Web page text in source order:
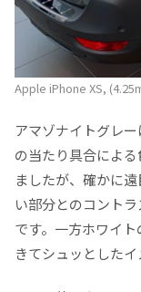
Apple iPhone XS,
アマゾナイトグレ
の当たり具合によ
ましたが、確かに
い部分とのコント
です。一方ホワイ
きてシュッとしたイ